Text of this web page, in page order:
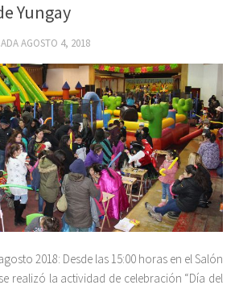
Yungay
AGOSTO 4, 2018
2018: Desde las 15:00 horas en el Salón
realizó la actividad de celebración “Día del